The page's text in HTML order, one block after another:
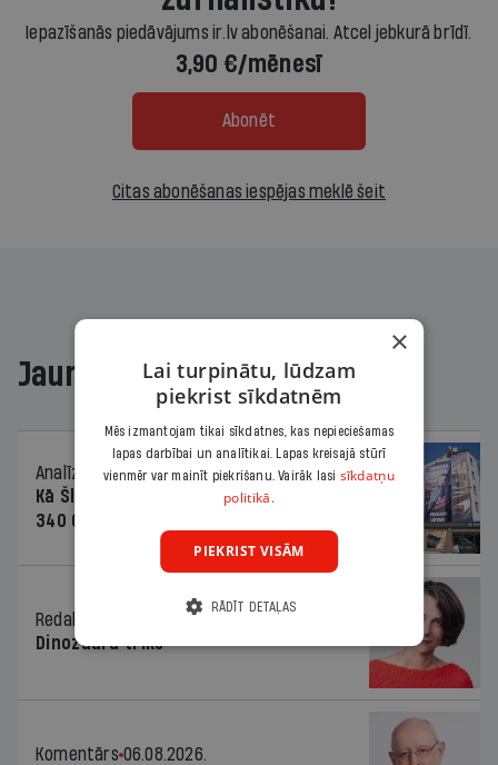
Iepazīšanās piedāvājums ir.lv abonēšanai. Atcel jebkurā brīdī.
3,90 €/mēnesī
Abonēt
Citas abonēšanas iespējas meklē šeit
Jaunākajā žurnālā
Analīze
06.08.2026.
Kā Šlesera partija palika nesodīta par
340 000 vērtu reklāmas kampaņu
Redaktores sleja
06.08.2026.
Dinozaura triks
Komentārs 06.08.2026.
×
Lai turpinātu, lūdzam
piekrist sīkdatnēm
Mēs izmantojam tikai sīkdatnes, kas nepieciešamas
lapas darbībai un analītikai. Lapas kreisajā stūrī
vienmēr var mainīt piekrišanu. Vairāk lasi sīkdatņu
politikā.
PIEKRIST VISĀM
RĀDĪT DETAĻAS